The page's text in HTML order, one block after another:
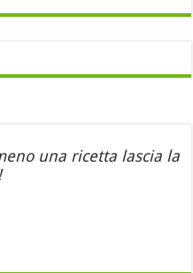
una ricetta lascia la